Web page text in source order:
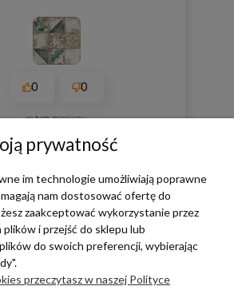
0 0
w tym miesiącu
TERRADECO
prywatność
im technologie umożliwiają poprawne
nam dostosować ofertę do
zaakceptować wykorzystanie przez
i przejść do sklepu lub
do swoich preferencji, wybierając
przeczytasz w naszej Polityce